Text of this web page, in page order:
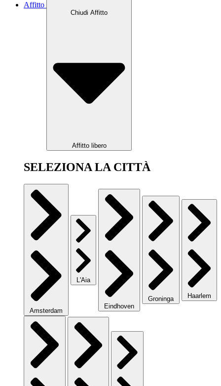
Affitto
Chiudi Affitto
Affitto libero
SELEZIONA LA CITTÀ
Amsterdam
L'Aia
Eindhoven
Groninga Haarlem